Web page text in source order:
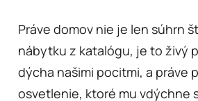
Práve domov nie je len súhrn
nábytku z katalógu, je to živý
dýcha našimi pocitmi, a práve
osvetlenie, ktoré mu vdýchne